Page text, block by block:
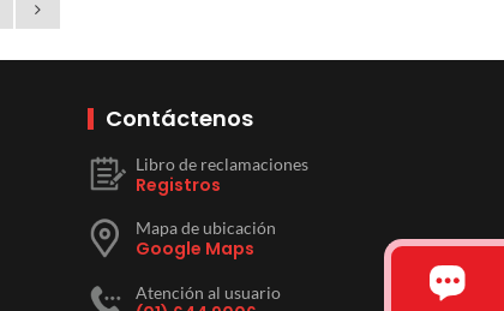
Contáctenos
Libro de reclamaciones
Registros
Mapa de ubicación
Google Maps
Atención al usuario